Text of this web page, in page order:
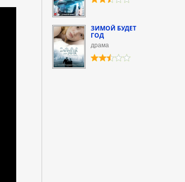
ЗИМОЙ БУДЕТ
ГОД
драма